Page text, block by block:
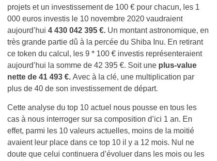
projets et un investissement de 100 € pour chacun, les 1
000 euros investis le 10 novembre 2020 vaudraient
aujourd’hui 4 430 042 395 €. Un montant astronomique, en
très grande partie dû à la percée du Shiba Inu. En retirant
ce token du calcul, les 9 * 100 € investis représenteraient
aujourd’hui la somme de 42 395 €. Soit une plus-value
nette de 41 493 €. Avec à la clé, une multiplication par
plus de 40 de son investissement de départ.
Cette analyse du top 10 actuel nous pousse en tous les
cas à nous interroger sur sa composition d’ici 1 an. En
effet, parmi les 10 valeurs actuelles, moins de la moitié
avaient leur place dans ce top 10 il y a 12 mois. Nul ne
doute que celui continuera d’évoluer dans les mois ou les